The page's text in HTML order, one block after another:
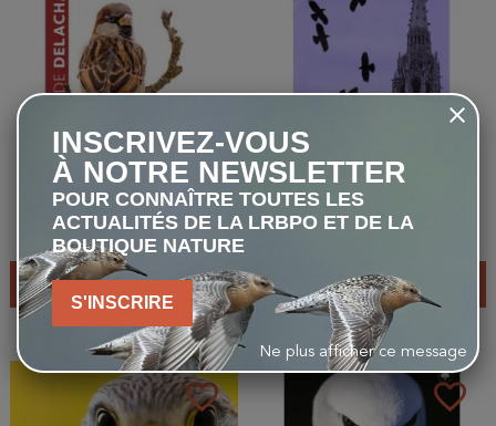
Les Moineaux - Description,
répartition, habitat, moeurs,
observation
19,90 €
AJOUTER AU PANIER
La Hulotte N°50 - Les 6
Corbeaux de France
AJOUTER AU PANIER
favorite_border favorite_border
INSCRIVEZ-VOUS
À NOTRE NEWSLETTER
POUR CONNAÎTRE TOUTES LES
ACTUALITÉS DE LA LRBPO ET DE LA
BOUTIQUE NATURE
S'INSCRIRE
Ne plus afficher ce message